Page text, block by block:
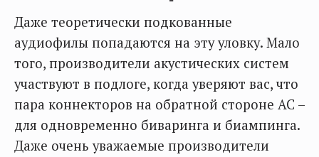
Даже теоретически подкованные
аудиофилы попадаются на эту уловку. Мало
того, производители акустических систем
участвуют в подлоге, когда уверяют вас, что
пара коннекторов на обратной стороне АС –
для одновременно биваринга и биампинга.
Даже очень уважаемые производители